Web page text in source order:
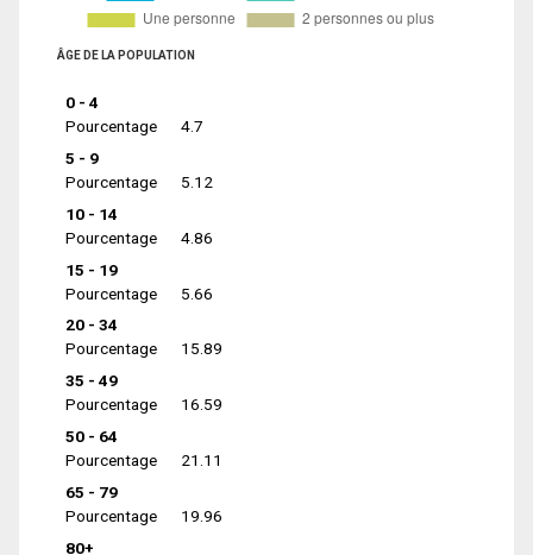
ÂGE DE LA POPULATION
0 - 4
Pourcentage
4.7
5 - 9
Pourcentage
5.12
10 - 14
Pourcentage
4.86
15 - 19
Pourcentage
5.66
20 - 34
Pourcentage
15.89
35 - 49
Pourcentage
16.59
50 - 64
Pourcentage
21.11
65 - 79
Pourcentage
19.96
80+